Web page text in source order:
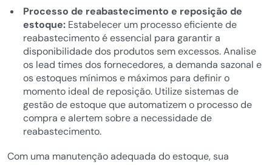
Processo de reabastecimento e reposição de
estoque:Estabelecer um processo eficiente de
reabastecimento é essencial para garantir a
disponibilidade dos produtos sem excessos. Analise
os lead times dos fornecedores, a demanda sazonal e
os estoques mínimos e máximos para definir o
momento ideal de reposição. Utilize sistemas de
gestão de estoque que automatizem o processo de
compra e alertem sobre a necessidade de
reabastecimento.
Com uma manutenção adequada do estoque, sua